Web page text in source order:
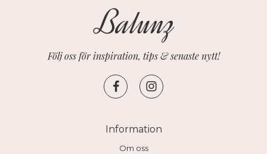
Följ oss för inspiration, tips & senaste nytt!
Information
Om oss